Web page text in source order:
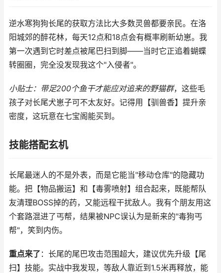
逆水寒狗狗长尾的获取方法比大多数灵兽都要亲民。在洛
阳城郊的醉花林，每天12点和18点会有概率刷新幼崽。我
第一次遇到它时差点被尾巴扫到脚——当时它正追着蝴蝶
转圈圈，完全没发现我这个"入侵者"。
小贴士：带足200个鱼干才能应对追来的野猫群，这些毛
孩子对长尾犬崽子可不太友好。记得用【驯兽香】提升亲
密度，这玩意在七宝阁能买到。
技能搭配玄机
长尾最迷人的不是外表，而是它能当"移动仓库"的隐藏功
能。把【物品搬运】和【毒雾喷射】组合起来，既能帮队
友清理BOSS掉的药，又能远程干扰敌人。我有个朋友用这
个套路混进了丐帮，结果被NPC误认为是新来的"毒狗丐
帮"，笑到内伤。
重点来了 ：长尾的尾巴攻击范围超大，建议优先升级【尾
扫】技能。实战中我发现，等敌人靠近到1.5米再释放，能